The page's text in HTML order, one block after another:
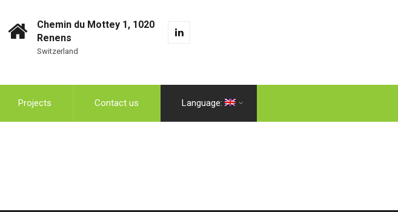
Chemin du Mottey 1, 1020
Renens
Switzerland
Projects Contact us Language: